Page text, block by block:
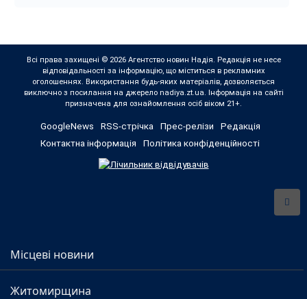
Всі права захищені © 2026 Агентство новин Надія. Редакція не несе
відповідальності за інформацію, що міститься в рекламних
оголошеннях. Використання будь-яких матеріалів, дозволяється
виключно з посилання на джерело nadiya.zt.ua. Інформація на сайті
призначена для ознайомлення осіб віком 21+.
GoogleNews RSS-стрічка Прес-релізи
Редакція
Контактна інформація
Політика конфіденційності
Місцеві новини
Житомирщина